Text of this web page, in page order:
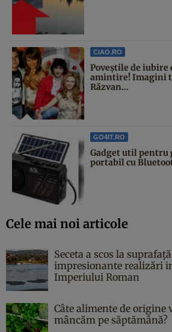
CIAO.RO
Poveştile de iubire
amintire! Imagini
Răzvan...
GO4IT.RO
Gadget util pentru
portabil cu
Cele mai noi articole
Seceta a scos la
impresionante realizări
Imperiului Roman
Câte alimente de origine
mâncăm pe săptămână?